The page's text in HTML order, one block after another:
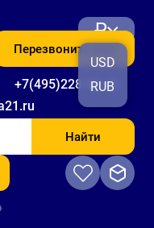
+7(495)228-06-56
Перезвоните мне
₽
USD
RUB
Найти